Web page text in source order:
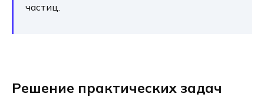
частиц.
Решение практических задач